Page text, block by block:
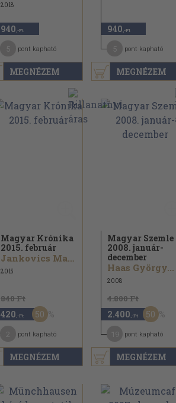
MEGNÉZEM
2018
940 ,-Ft
pont kapható
MEGNÉZEM
940 ,-Ft
pont kapható
MEGNÉZEM
Magyar Krónika
2015. február
Jankovics Marcell...
2015
840 Ft
420 ,-Ft 50
pont kapható
MEGNÉZEM
Magyar Szemle
2008. január-
december
Haas György...
2008
4.800 Ft
2.400 ,-Ft 50
pont kapható